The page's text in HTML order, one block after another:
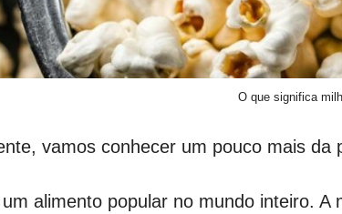
O que significa
vamos conhecer um pouco mais
alimento popular no mundo inteiro.